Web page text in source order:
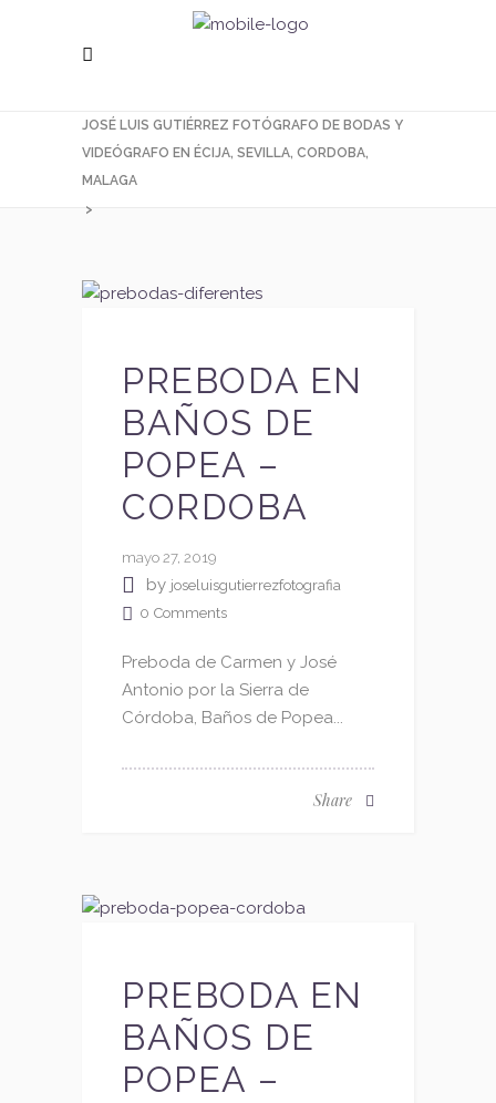
JOSÉ LUIS GUTIÉRREZ FOTÓGRAFO DE BODAS Y
VIDEÓGRAFO EN ÉCIJA, SEVILLA, CORDOBA,
MALAGA
>
PREBODA EN
BAÑOS DE
POPEA –
CORDOBA
mayo 27, 2019
by joseluisgutierrezfotografia
0 Comments
Preboda de Carmen y José
Antonio por la Sierra de
Córdoba, Baños de Popea...
Share
PREBODA EN
BAÑOS DE
POPEA –